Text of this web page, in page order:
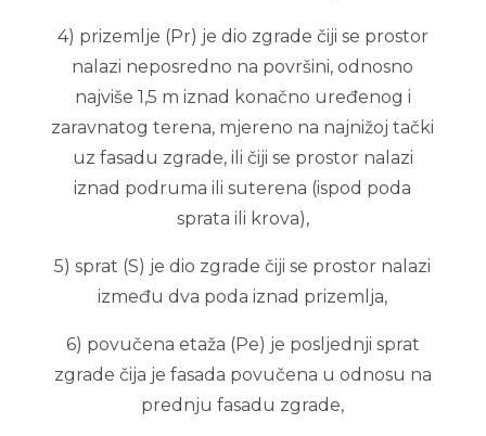
4) prizemlje (Pr) je dio zgrade čiji se prostor
nalazi neposredno na površini, odnosno
najviše 1,5 m iznad konačno uređenog i
zaravnatog terena, mjereno na najnižoj tački
uz fasadu zgrade, ili čiji se prostor nalazi
iznad podruma ili suterena (ispod poda
sprata ili krova),
5) sprat (S) je dio zgrade čiji se prostor nalazi
između dva poda iznad prizemlja,
6) povučena etaža (Pe) je posljednji sprat
zgrade čija je fasada povučena u odnosu na
prednju fasadu zgrade,